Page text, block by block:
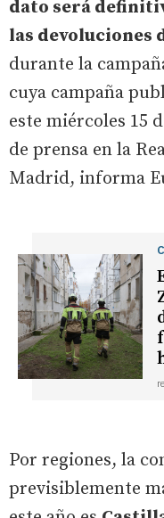
dato será
las devoluciones
durante la
cuya campaña
este miércoles 15
de prensa en la
Madrid, informa
Por regiones, la
previsiblemente